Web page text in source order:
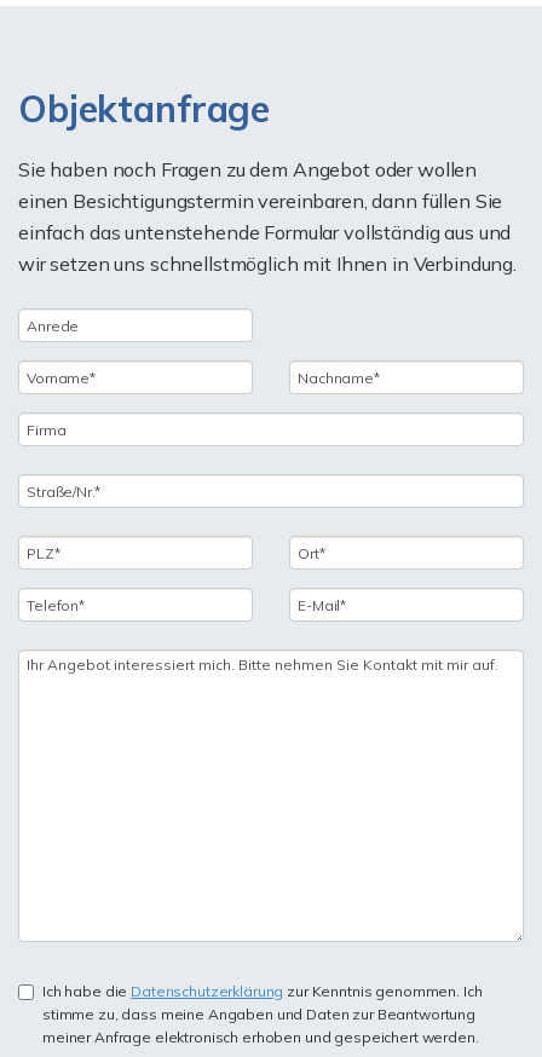
Objektanfrage
Sie haben noch Fragen zu dem Angebot oder wollen
einen Besichtigungstermin vereinbaren, dann füllen Sie
einfach das untenstehende Formular vollständig aus und
wir setzen uns schnellstmöglich mit Ihnen in Verbindung.
Ich habe die Datenschutzerklärung zur Kenntnis genommen. Ich
stimme zu, dass meine Angaben und Daten zur Beantwortung
meiner Anfrage elektronisch erhoben und gespeichert werden.